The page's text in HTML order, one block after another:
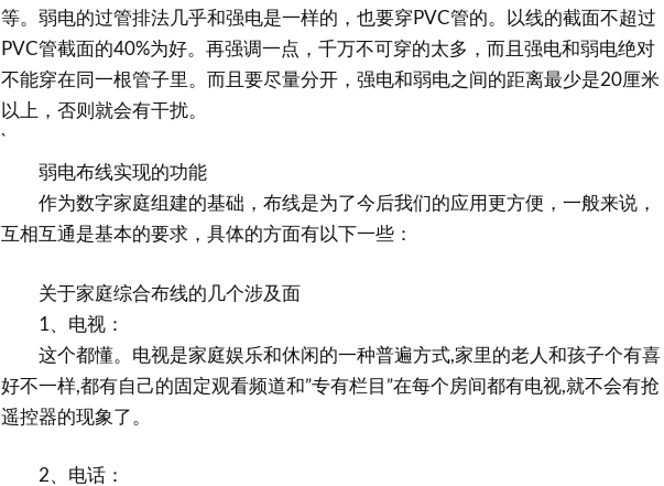
等。弱电的过管排法几乎和强电是一样的，也要穿PVC管的。以线的截面不超过
PVC管截面的40%为好。再强调一点，千万不可穿的太多，而且强电和弱电绝对
不能穿在同一根管子里。而且要尽量分开，强电和弱电之间的距离最少是20厘米
以上，否则就会有干扰。
`
弱电布线实现的功能
作为数字家庭组建的基础，布线是为了今后我们的应用更方便，一般来说，
互相互通是基本的要求，具体的方面有以下一些：
关于家庭综合布线的几个涉及面
1、电视：
这个都懂。电视是家庭娱乐和休闲的一种普遍方式,家里的老人和孩子个有喜
好不一样,都有自己的固定观看频道和”专有栏目”在每个房间都有电视,就不会有抢
遥控器的现象了。
2、电话：